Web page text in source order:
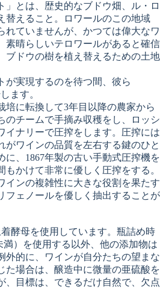
」とは、歴史的なブドウ畑、ル・ロ
替えること。ロワールのこの地域
れていませんが、かつては偉大なワ
素晴らしいテロワールがあると確信
ブドウの樹を植え替えるための土地
が実現するのを待つ間、彼ら
ます。
培に転換して3年目以降の農家から
のチームで手摘み収穫をし、ロッシ
イナリーで圧搾をします。圧搾には
がワインの品質を左右する鍵のひと
に、1867年製の古い手動式圧搾機を
もかけて非常に優しく圧搾をする。
インの複雑性に大きな役割を果たす
フェノールを優しく抽出することが
酵母を使用しています。瓶詰め時
満）を使用する以外、他の添加物は
外的に、ワインが自分たちの望まな
た場合は、醸造中に微量の亜硫酸を
、目標は、できるだけ自然で、欠点